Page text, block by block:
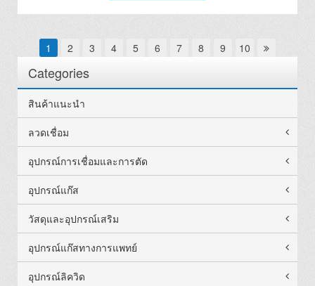
1 2 3 4 5 6 7 8 9 10
Categories
สินค้าแนะนำ
ลวดเชื่อม
อุปกรณ์การเชื่อมและการตัด
อุปกรณ์แก๊ส
วัสดุและอุปกรณ์เสริม
อุปกรณ์แก๊สทางการแพทย์
อุปกรณ์ลิควิด